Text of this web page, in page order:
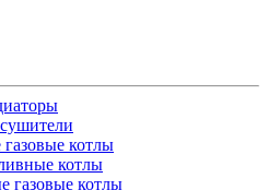
котлы
котлы
газовые котлы